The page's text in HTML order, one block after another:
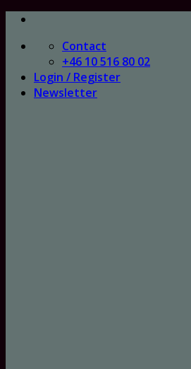
Skip
content
Contact
+46 10 516 80 02
Login / Register
Newsletter